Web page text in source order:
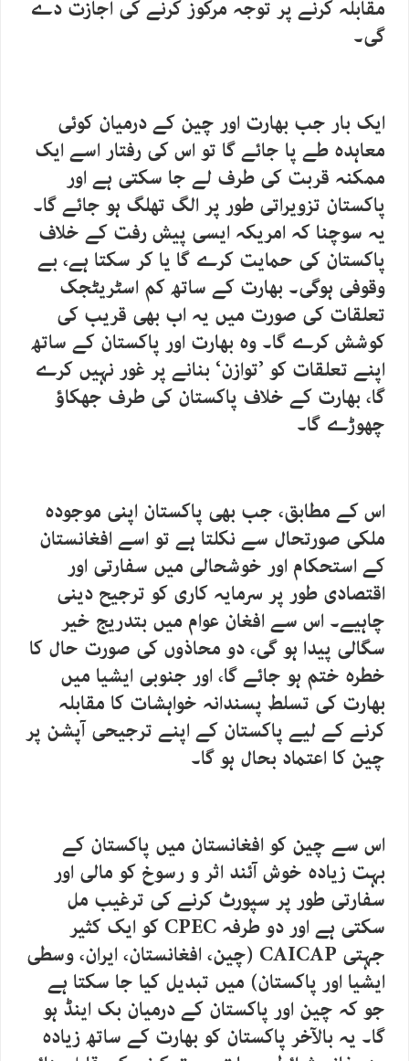
مقابلہ کرنے پر توجہ مرکوز کرنے کی اجازت دے
گی۔
ایک بار جب بھارت اور چین کے درمیان کوئی
معاہدہ طے پا جائے گا تو اس کی رفتار اسے ایک
ممکنہ قربت کی طرف لے جا سکتی ہے اور
پاکستان تزویراتی طور پر الگ تھلگ ہو جائے گا۔
یہ سوچنا کہ امریکہ ایسی پیش رفت کے خلاف
پاکستان کی حمایت کرے گا یا کر سکتا ہے، بے
وقوفی ہوگی۔ بھارت کے ساتھ کم اسٹریٹجک
تعلقات کی صورت میں یہ اب بھی قریب کی
کوشش کرے گا۔ وہ بھارت اور پاکستان کے ساتھ
اپنے تعلقات کو ’توازن‘ بنانے پر غور نہیں کرے
گا، بھارت کے خلاف پاکستان کی طرف جھکاؤ
چھوڑے گا۔
اس کے مطابق، جب بھی پاکستان اپنی موجودہ
ملکی صورتحال سے نکلتا ہے تو اسے افغانستان
کے استحکام اور خوشحالی میں سفارتی اور
اقتصادی طور پر سرمایہ کاری کو ترجیح دینی
چاہیے۔ اس سے افغان عوام میں بتدریج خیر
سگالی پیدا ہو گی، دو محاذوں کی صورت حال کا
خطرہ ختم ہو جائے گا، اور جنوبی ایشیا میں
بھارت کی تسلط پسندانہ خواہشات کا مقابلہ
کرنے کے لیے پاکستان کے اپنے ترجیحی آپشن پر
چین کا اعتماد بحال ہو گا۔
اس سے چین کو افغانستان میں پاکستان کے
بہت زیادہ خوش آئند اثر و رسوخ کو مالی اور
سفارتی طور پر سپورٹ کرنے کی ترغیب مل
سکتی ہے اور دو طرفہ CPEC کو ایک کثیر
جہتی CAICAP (چین، افغانستان، ایران، وسطی
ایشیا اور پاکستان) میں تبدیل کیا جا سکتا ہے
جو کہ چین اور پاکستان کے درمیان بک اینڈ ہو
گا۔ یہ بالآخر پاکستان کو بھارت کے ساتھ زیادہ